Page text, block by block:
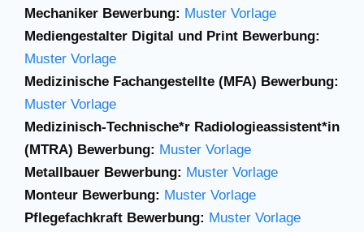
Mechaniker Bewerbung: Muster Vorlage
Mediengestalter Digital und Print Bewerbung:
Muster Vorlage
Medizinische Fachangestellte (MFA) Bewerbung:
Muster Vorlage
Medizinisch-Technische*r Radiologieassistent*in
(MTRA) Bewerbung: Muster Vorlage
Metallbauer Bewerbung: Muster Vorlage
Monteur Bewerbung: Muster Vorlage
Pflegefachkraft Bewerbung: Muster Vorlage